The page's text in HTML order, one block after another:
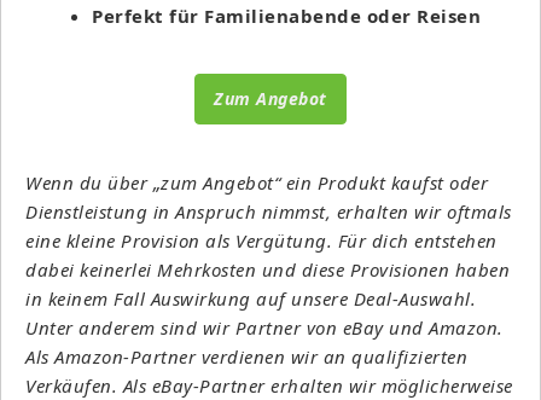
Perfekt für Familienabende oder Reisen
Zum Angebot
Wenn du über „zum Angebot“ ein Produkt kaufst oder
Dienstleistung in Anspruch nimmst, erhalten wir oftmals
eine kleine Provision als Vergütung. Für dich entstehen
dabei keinerlei Mehrkosten und diese Provisionen haben
in keinem Fall Auswirkung auf unsere Deal-Auswahl.
Unter anderem sind wir Partner von eBay und Amazon.
Als Amazon-Partner verdienen wir an qualifizierten
Verkäufen. Als eBay-Partner erhalten wir möglicherweise